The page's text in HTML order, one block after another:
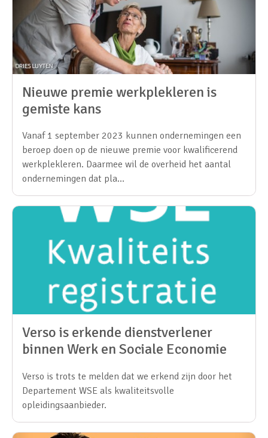
Nieuwe premie werkplekleren is
gemiste kans
Vanaf 1 september 2023 kunnen ondernemingen een
beroep doen op de nieuwe premie voor kwalificerend
werkplekleren. Daarmee wil de overheid het aantal
ondernemingen dat pla…
Verso is erkende dienstverlener
binnen Werk en Sociale Economie
Verso is trots te melden dat we erkend zijn door het
Departement WSE als kwaliteitsvolle
opleidingsaanbieder.